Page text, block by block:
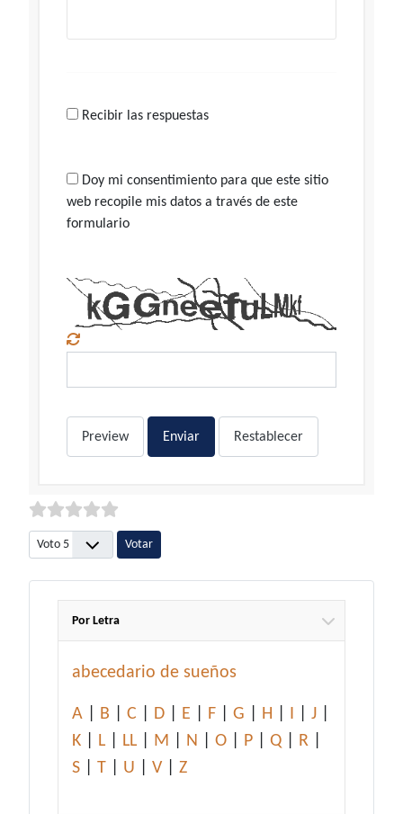
Recibir las respuestas
Doy mi consentimiento para que este sitio
web recopile mis datos a través de este
formulario
Preview Enviar Restablecer
Por favor, vote
Por Letra
abecedario de sueños
A B C D E F G H I J
K
L LL M N O P Q R
S
T U V Z